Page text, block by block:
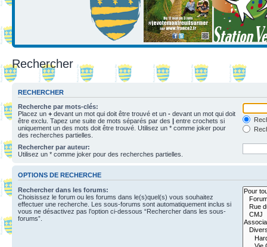
Rechercher
RECHERCHER
Recherche par mots-clés:
Placez un + devant un mot qui doit être trouvé et un - devant un mot qui doit
être exclu. Tapez une suite de mots séparés par des | entre crochets si
uniquement un des mots doit être trouvé. Utilisez un * comme joker pour
des recherches partielles.
Rechercher par auteur:
Utilisez un * comme joker pour des recherches partielles.
OPTIONS DE RECHERCHE
Rechercher dans les forums:
Choisissez le forum ou les forums dans le(s)quel(s) vous souhaitez
effectuer une recherche. Les sous-forums sont automatiquement inclus si
vous ne désactivez pas l’option ci-dessous “Rechercher dans les sous-
forums”.